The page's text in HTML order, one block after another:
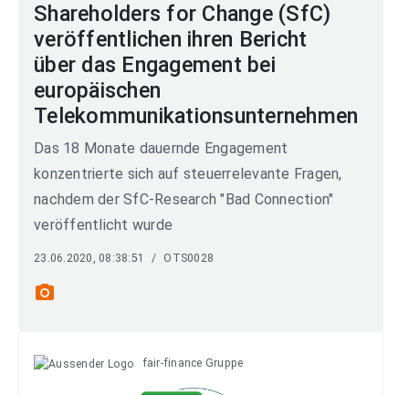
Shareholders for Change (SfC)
veröffentlichen ihren Bericht
über das Engagement bei
europäischen
Telekommunikationsunternehmen
Das 18 Monate dauernde Engagement
konzentrierte sich auf steuerrelevante Fragen,
nachdem der SfC-Research "Bad Connection"
veröffentlicht wurde
23.06.2020, 08:38:51 / OTS0028
photo_camera
fair-finance Gruppe